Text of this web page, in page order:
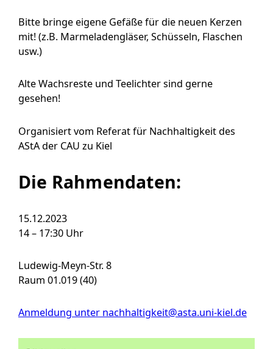
Bitte bringe eigene Gefäße für die neuen Kerzen
mit! (z.B. Marmeladengläser, Schüsseln, Flaschen
usw.)
Alte Wachsreste und Teelichter sind gerne
gesehen!
Organisiert vom Referat für Nachhaltigkeit des
AStA der CAU zu Kiel
Die Rahmendaten:
15.12.2023
14 – 17:30 Uhr
Ludewig-Meyn-Str. 8
Raum 01.019 (40)
Anmeldung unter nachhaltigkeit@asta.uni-kiel.de